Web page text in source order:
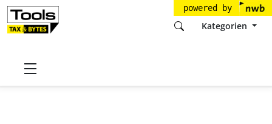
powered by
Kategorien
Startseite